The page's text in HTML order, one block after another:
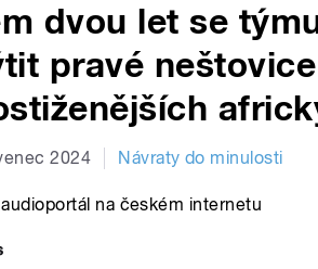
dvou let se
pravé
2024 Návraty do minulosti
na českém internetu